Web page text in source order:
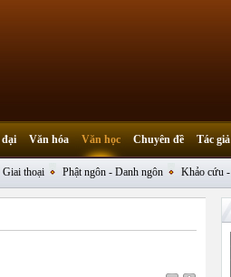
Văn hóa Văn học
thoại Phật ngôn - Danh ngôn Khảo cứu
Chuyên đề Tác giả